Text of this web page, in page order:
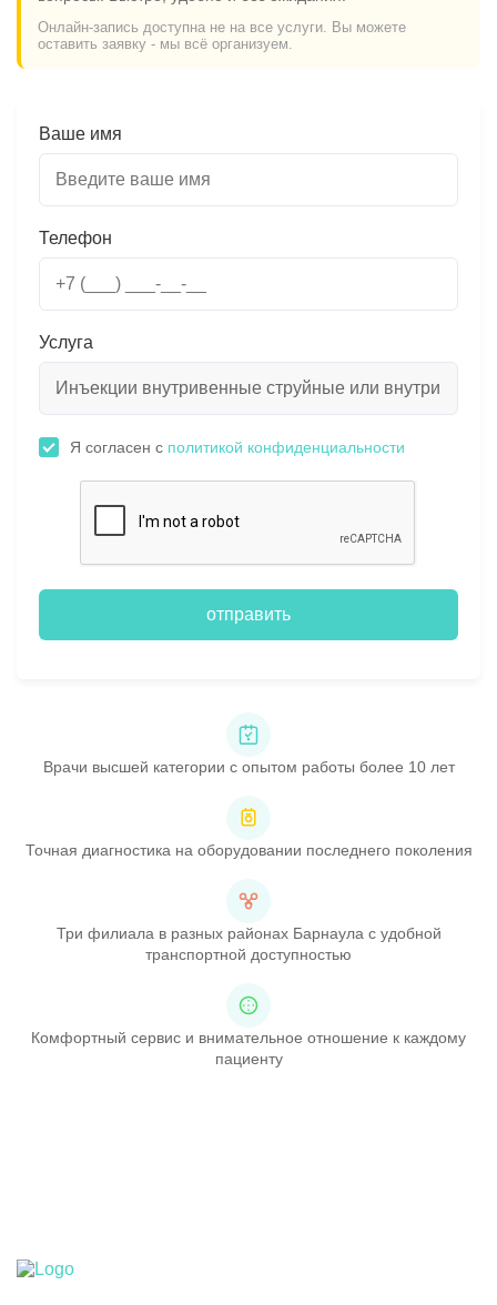
Онлайн-запись доступна не на все услуги. Вы можете
оставить заявку - мы всё организуем.
Врачи высшей категории с опытом работы более 10 лет
Точная диагностика на оборудовании последнего поколения
Три филиала в разных районах Барнаула с удобной
транспортной доступностью
Комфортный сервис и внимательное отношение к каждому
пациенту
Ваше имя
Телефон
Услуга
Я согласен с политикой конфиденциальности
отправить